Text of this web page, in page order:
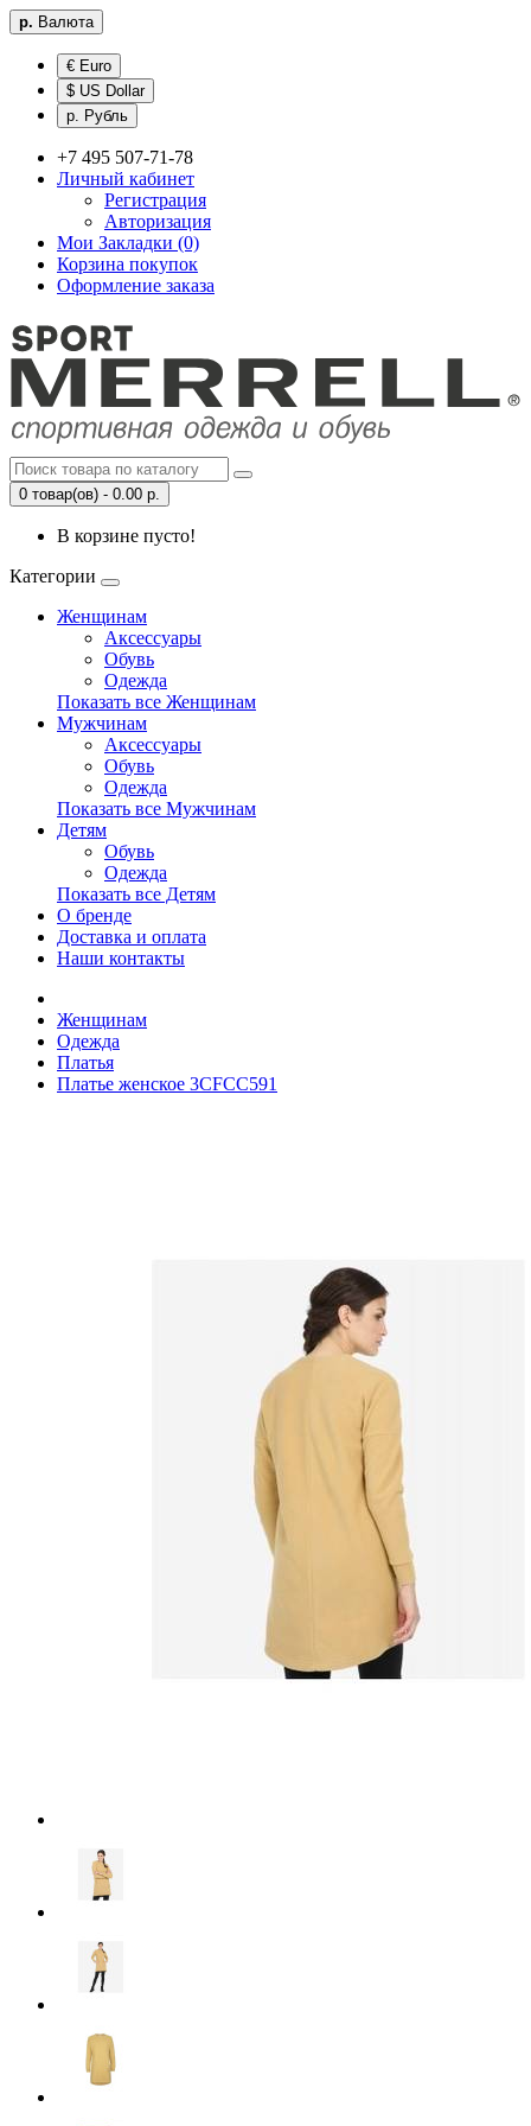
р. Валюта
€ Euro
$ US Dollar
р. Рубль
+7 495 507-71-78
Личный кабинет
Регистрация
Авторизация
Мои Закладки (0)
Корзина покупок
Оформление заказа
0 товар(ов) - 0.00 р.
В корзине пусто!
Категории
Женщинам
Аксессуары
Обувь
Одежда
Показать все Женщинам
Мужчинам
Аксессуары
Обувь
Одежда
Показать все Мужчинам
Детям
Обувь
Одежда
Показать все Детям
О бренде
Доставка и оплата
Наши контакты
Женщинам
Одежда
Платья
Платье женское 3CFCC591